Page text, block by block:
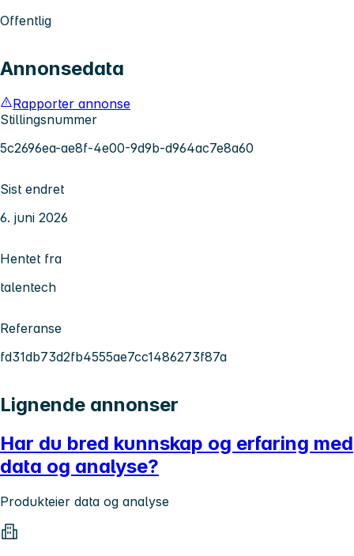
Offentlig
Annonsedata
Rapporter annonse
Stillingsnummer
5c2696ea-ae8f-4e00-9d9b-d964ac7e8a60
Sist endret
6. juni 2026
Hentet fra
talentech
Referanse
fd31db73d2fb4555ae7cc1486273f87a
Lignende annonser
Har du bred kunnskap og erfaring med
data og analyse?
Produkteier data og analyse